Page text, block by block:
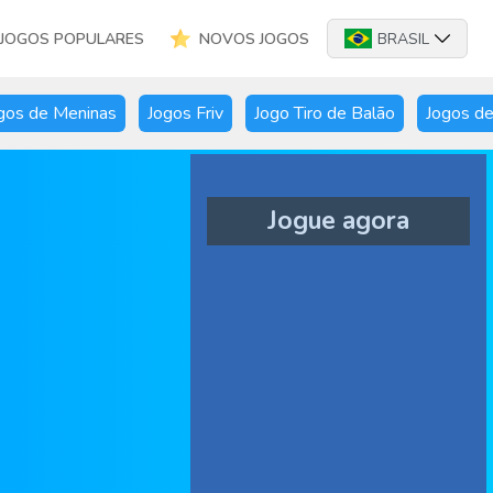
JOGOS POPULARES NOVOS JOGOS BRASIL
de Meninas Jogos Friv Jogo Tiro de Balão Jogos
Jogue agora